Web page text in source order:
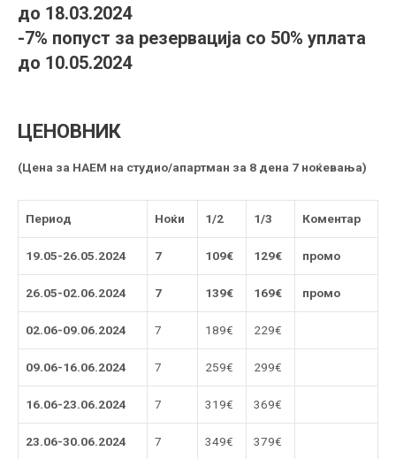
до 18.03.2024
-7% попуст за резервација со 50% уплата
до 10.05.2024
ЦЕНОВНИК
(Цена за НАЕМ на студио/апартман за 8 дена 7 ноќевања)
Период Ноќи 1/2 1/3 Коментар
19.05-26.05.2024 7 109€ 129€ промо
26.05-02.06.2024 7 139€ 169€ промо
02.06-09.06.2024 7 189€ 229€
09.06-16.06.2024 7 259€ 299€
16.06-23.06.2024 7 319€ 369€
23.06-30.06.2024 7 349€ 379€